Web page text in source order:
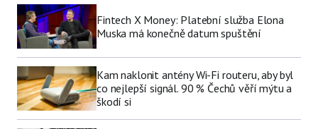
Fintech X Money: Platební služba Elona
Muska má konečně datum spuštění
Kam naklonit antény Wi-Fi routeru, aby byl
co nejlepší signál. 90 % Čechů věří mýtu a
škodí si